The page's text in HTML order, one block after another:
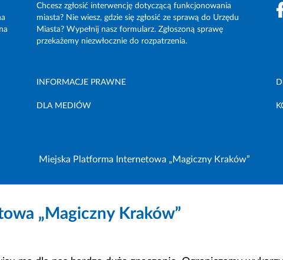
Chcesz zgłosić interwencję dotyczącą funkcjonowania
miasta? Nie wiesz, gdzie się zgłosić ze sprawą do Urzędu
Miasta? Wypełnij nasz formularz. Zgłoszoną sprawę
przekażemy niezwłocznie do rozpatrzenia.
INFORMACJE PRAWNE
DLA MEDIÓW
Miejska Platforma Internetowa „Magiczny Kraków”
„Magiczny Kraków”